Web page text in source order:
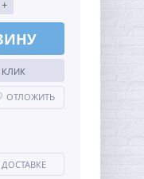
+
КЛИК
ОТЛОЖИТЬ